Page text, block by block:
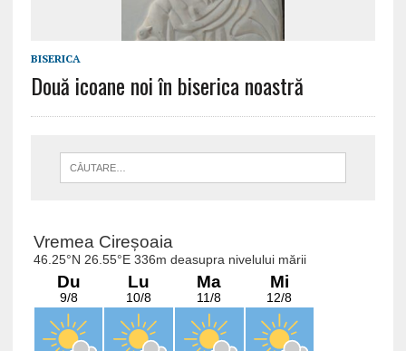
BISERICA
Două icoane noi în biserica noastră